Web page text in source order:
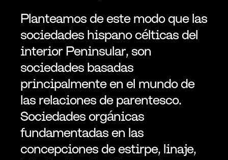
Planteamos de este modo que las
sociedades hispano célticas del
interior Peninsular, son
sociedades basadas
principalmente en el mundo de
las relaciones de parentesco.
Sociedades orgánicas
fundamentadas en las
concepciones de estirpe, linaje,